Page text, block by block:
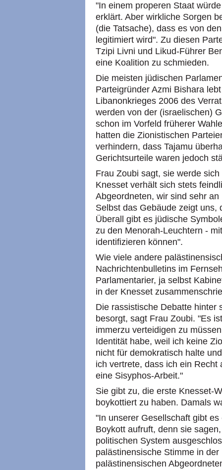
"In einem properen Staat
erklärt. Aber wirkliche Sorgen
(die Tatsache), dass es von
legitimiert wird". Zu diesen
Tzipi Livni und Likud-Führer
eine Koalition zu schmieden.
Die meisten jüdischen
Parteigründer Azmi Bishara
Libanonkrieges 2006 des
werden von der (israelischen)
schon im Vorfeld früherer
hatten die Zionistischen
verhindern, dass Tajamu
Gerichtsurteile waren jedoch
Frau Zoubi sagt, sie werde
Knesset verhält sich stets
Abgeordneten, wir sind sehr
Selbst das Gebäude zeigt uns,
Überall gibt es jüdische
zu den Menorah-Leuchtern -
identifizieren können".
Wie viele andere
Nachrichtenbulletins im
Parlamentarier, ja selbst
in der Knesset
Die rassistische Debatte hinter
besorgt, sagt Frau Zoubi. "Es
immerzu verteidigen zu
Identität habe, weil ich keine
nicht für demokratisch halte
ich vertrete, dass ich ein
eine Sisyphos-Arbeit."
Sie gibt zu, die erste Knesset-
boykottiert zu haben. Damals
"In unserer Gesellschaft gibt
Boykott aufruft, denn sie
politischen System
palästinensische Stimme in
palästinensischen